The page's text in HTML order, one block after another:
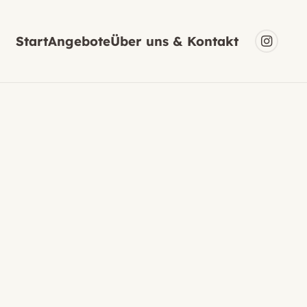
StartAngeboteÜber uns & Kontakt